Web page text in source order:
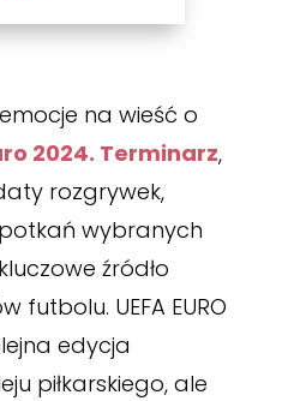
na wieść o
2024. Terminarz,
rozgrywek,
wybranych
źródło
UEFA EURO
edycja
piłkarskiego, ale